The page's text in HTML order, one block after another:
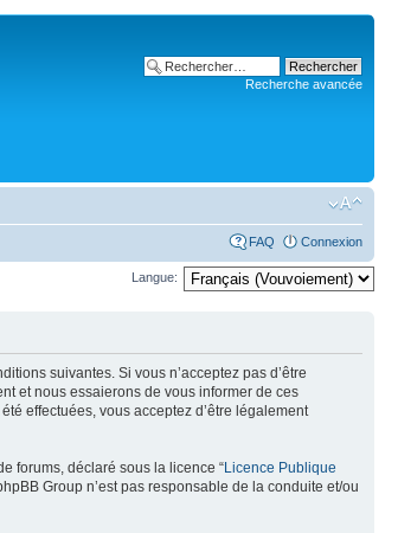
Recherche avancée
FAQ Connexion
Langue:
suivantes. Si vous n’acceptez pas d’être
et nous essaierons de vous informer de ces
effectuées, vous acceptez d’être légalement
forums, déclaré sous la licence “Licence Publique
Group n’est pas responsable de la conduite et/ou